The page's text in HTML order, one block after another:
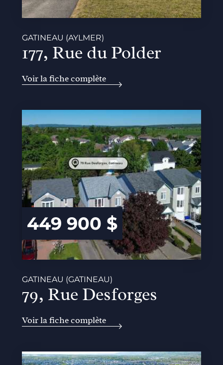
GATINEAU (AYLMER)
177, Rue du Polder
Voir la fiche complète
449 900 $
GATINEAU (GATINEAU)
79, Rue Desforges
Voir la fiche complète